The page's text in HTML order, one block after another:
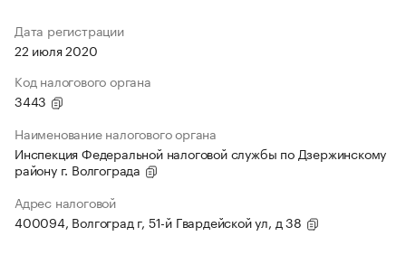
Дата регистрации
22 июля 2020
Код налогового органа
3443
Наименование налогового органа
Инспекция Федеральной налоговой службы по Дзержинскому
району г. Волгограда
Адрес налоговой
400094, Волгоград г, 51-й Гвардейской ул, д 38